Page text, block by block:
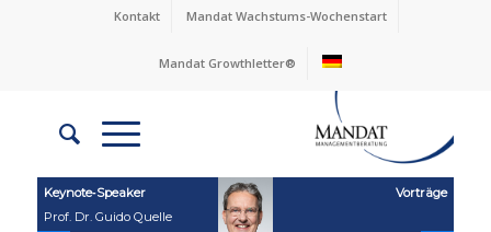
Kontakt Mandat Wachstums-Wochenstart
Mandat Growthletter®
Keynote‑Speaker
Prof. Dr. Guido Quelle
Vorträge